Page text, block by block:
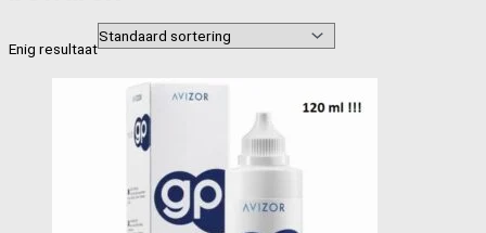
Enig resultaat